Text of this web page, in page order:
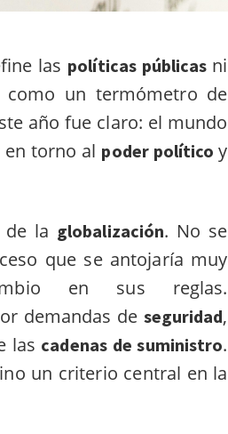
las políticas públicas ni
un termómetro de
año fue claro: el mundo
en torno al poder políticoy
la globalización. No se
que se antojaría muy
en sus reglas.
demandas de seguridad,
las cadenas de suministro.
un criterio central en la